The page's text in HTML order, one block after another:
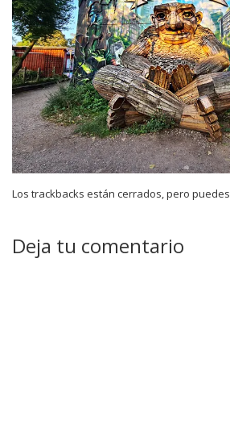
Los trackbacks están cerrados, pero puedes
Deja tu comentario